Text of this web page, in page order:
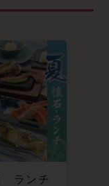
ランチ